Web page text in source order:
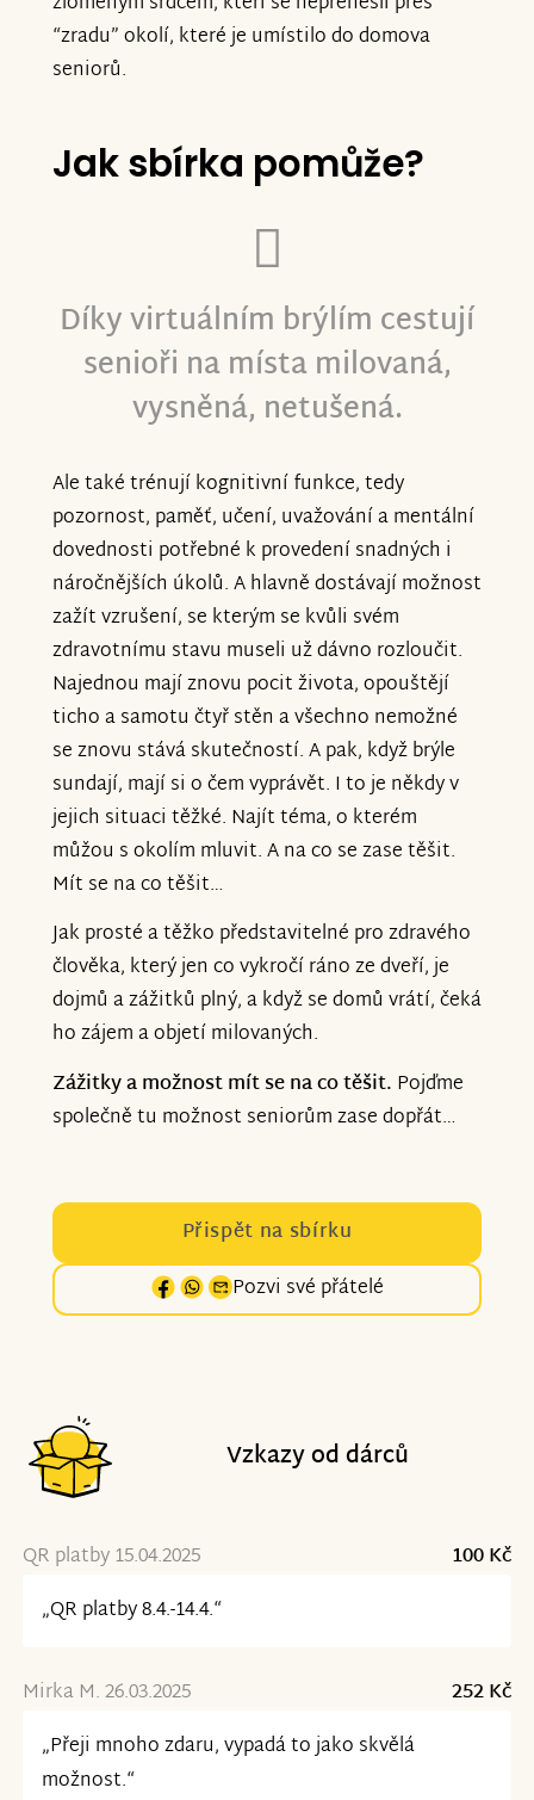
“zradu” okolí, které je umístilo do domova
seniorů.
Jak sbírka pomůže?
Díky virtuálním brýlím cestují
senioři na místa milovaná,
vysněná, netušená.
Ale také trénují kognitivní funkce, tedy
pozornost, paměť, učení, uvažování a mentální
dovednosti potřebné k provedení snadných i
náročnějších úkolů. A hlavně dostávají možnost
zažít vzrušení, se kterým se kvůli svém
zdravotnímu stavu museli už dávno rozloučit.
Najednou mají znovu pocit života, opouštějí
ticho a samotu čtyř stěn a všechno nemožné
se znovu stává skutečností. A pak, když brýle
sundají, mají si o čem vyprávět. I to je někdy v
jejich situaci těžké. Najít téma, o kterém
můžou s okolím mluvit. A na co se zase těšit.
Mít se na co těšit…
Jak prosté a těžko představitelné pro zdravého
člověka, který jen co vykročí ráno ze dveří, je
dojmů a zážitků plný, a když se domů vrátí, čeká
ho zájem a objetí milovaných.
Zážitky a možnost mít se na co těšit. Pojďme
společně tu možnost seniorům zase dopřát…
Přispět na sbírku
Pozvi své přátelé
Vzkazy od dárců
QR platby 15.04.2025
100 Kč
„QR platby 8.4.-14.4.“
Mirka M. 26.03.2025
252 Kč
„Přeji mnoho zdaru, vypadá to jako skvělá
možnost.“